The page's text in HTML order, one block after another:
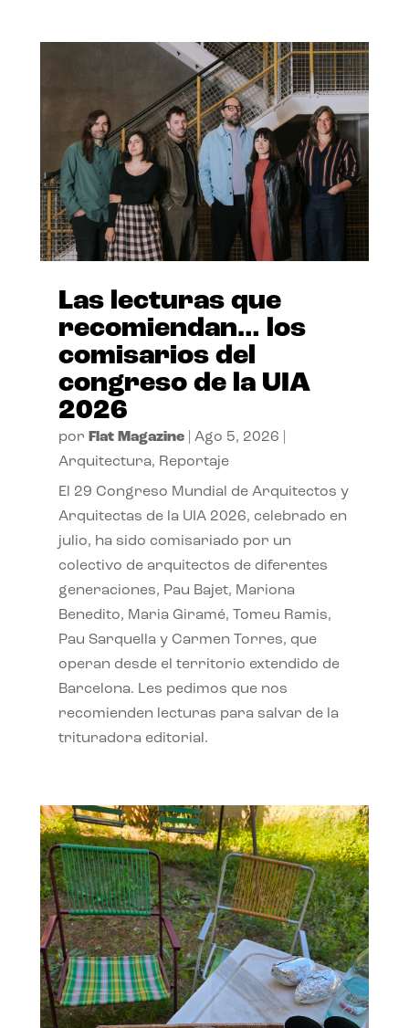
Las lecturas que
recomiendan… los
comisarios del
congreso de la UIA
2026
por Flat Magazine| Ago 5, 2026
Arquitectura, Reportaje
El 29 Congreso Mundial de Arquitectos y
Arquitectas de la UIA 2026, celebrado en
julio, ha sido comisariado por un
colectivo de arquitectos de diferentes
generaciones, Pau Bajet, Mariona
Benedito, Maria Giramé, Tomeu Ramis,
Pau Sarquella y Carmen Torres, que
operan desde el territorio extendido de
Barcelona. Les pedimos que nos
recomienden lecturas para salvar de la
trituradora editorial.